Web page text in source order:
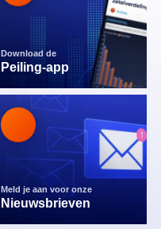
Download de
Peiling-app
Meld je aan voor onze
Nieuwsbrieven